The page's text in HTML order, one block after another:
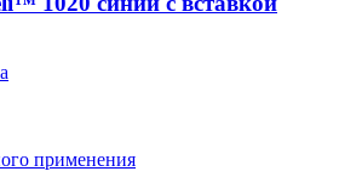
применения